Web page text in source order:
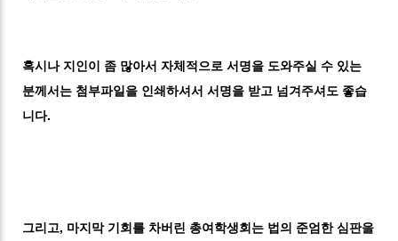
혹시나 지인이 좀 많아서 자체적으로 서명을 도와주실 수 있는
분께서는 첨부파일을 인쇄하셔서 서명을 받고 넘겨주셔도 좋습
니다.
그리고, 마지막 기회를 차버린 총여학생회는 법의 준엄한 심판을